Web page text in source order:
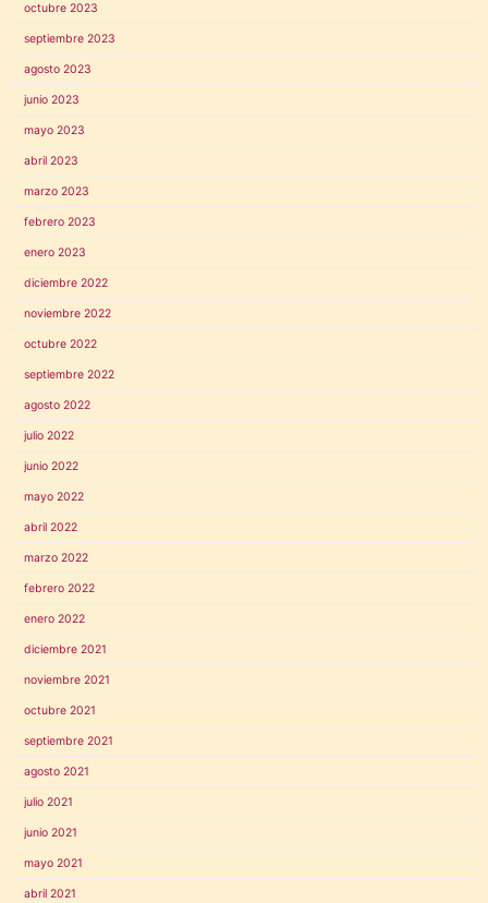
octubre 2023
septiembre 2023
agosto 2023
junio 2023
mayo 2023
abril 2023
marzo 2023
febrero 2023
enero 2023
diciembre 2022
noviembre 2022
octubre 2022
septiembre 2022
agosto 2022
julio 2022
junio 2022
mayo 2022
abril 2022
marzo 2022
febrero 2022
enero 2022
diciembre 2021
noviembre 2021
octubre 2021
septiembre 2021
agosto 2021
julio 2021
junio 2021
mayo 2021
abril 2021